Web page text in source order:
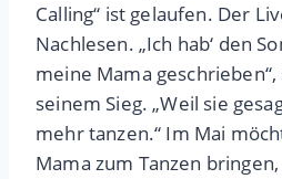
Calling“ ist gelaufen. Der
Nachlesen. „Ich hab‘ den
meine Mama
seinem Sieg. „Weil sie
mehr tanzen.“ Im Mai
Mama zum Tanzen